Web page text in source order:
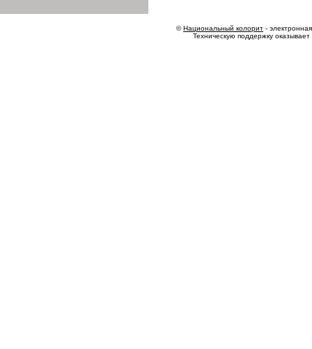
©Национальный колорит -
Техническую поддержку